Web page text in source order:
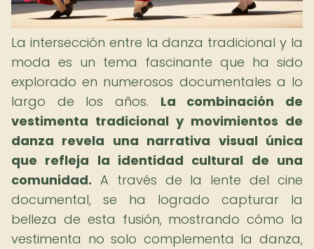
La intersección entre la danza tradicional y la
moda es un tema fascinante que ha sido
explorado en numerosos documentales a lo
largo de los años. La combinación de
vestimenta tradicional y movimientos de
danza revela una narrativa visual única
que refleja la identidad cultural de una
comunidad. A través de la lente del cine
documental, se ha logrado capturar la
belleza de esta fusión, mostrando cómo la
vestimenta no solo complementa la danza,